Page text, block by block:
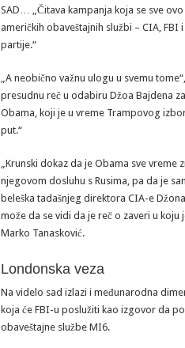
SAD… „Čitava kampanja koja se sve
američkih obaveštajnih službi – CIA,
partije.“
„A neobično važnu ulogu u svemu
presudnu reč u odabiru Džoa Bajdena
Obama, koji je u vreme Trampovog
put.“
„Krunski dokaz da je Obama sve vreme
njegovom dosluhu s Rusima, pa da je
beleška tadašnjeg direktora CIA-e
može da se vidi da je reč o zaveri u koju
Marko Tanasković.
Londonska veza
Na videlo sad izlazi i međunarodna
koja će FBI-u poslužiti kao izgovor da
obaveštajne službe MI6.